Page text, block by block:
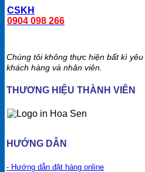
CSKH
0904 098 266
Chúng tôi không thực hiện bất kì
khách hàng và nhân viên.
THƯƠNG HIỆU THÀNH VIÊN
HƯỚNG DẪN
- Hướng dẫn đặt hàng online